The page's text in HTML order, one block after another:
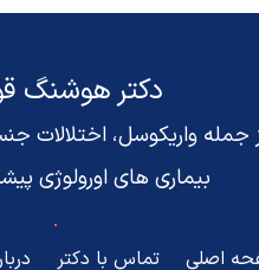
دکتر هوشنگ
جمله واریکوسل،
بیماری های اورولوژی
اصلی تماس با دکتر